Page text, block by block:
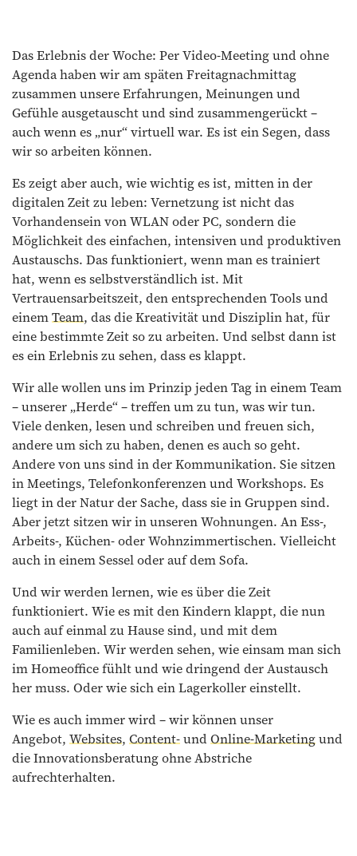
Das Erlebnis der Woche: Per Video-Meeting und ohne
Agenda haben wir am späten Freitagnachmittag
zusammen unsere Erfahrungen, Meinungen und
Gefühle ausgetauscht und sind zusammengerückt –
auch wenn es „nur“ virtuell war. Es ist ein Segen, dass
wir so arbeiten können.
Es zeigt aber auch, wie wichtig es ist, mitten in der
digitalen Zeit zu leben: Vernetzung ist nicht das
Vorhandensein von WLAN oder PC, sondern die
Möglichkeit des einfachen, intensiven und produktiven
Austauschs. Das funktioniert, wenn man es trainiert
hat, wenn es selbstverständlich ist. Mit
Vertrauensarbeitszeit, den entsprechenden Tools und
einemTeam, das die Kreativität und Disziplin hat, für
eine bestimmte Zeit so zu arbeiten. Und selbst dann ist
es ein Erlebnis zu sehen, dass es klappt.
Wir alle wollen uns im Prinzip jeden Tag in einem Team
– unserer „Herde“ – treffen um zu tun, was wir tun.
Viele denken, lesen und schreiben und freuen sich,
andere um sich zu haben, denen es auch so geht.
Andere von uns sind in der Kommunikation. Sie sitzen
in Meetings, Telefonkonferenzen und Workshops. Es
liegt in der Natur der Sache, dass sie in Gruppen sind.
Aber jetzt sitzen wir in unseren Wohnungen. An Ess-,
Arbeits-, Küchen- oder Wohnzimmertischen. Vielleicht
auch in einem Sessel oder auf dem Sofa.
Und wir werden lernen, wie es über die Zeit
funktioniert. Wie es mit den Kindern klappt, die nun
auch auf einmal zu Hause sind, und mit dem
Familienleben. Wir werden sehen, wie einsam man sich
im Homeoffice fühlt und wie dringend der Austausch
her muss. Oder wie sich ein Lagerkoller einstellt.
Wie es auch immer wird – wir können unser
Angebot, Websites, Content-und Online-Marketingund
die Innovationsberatung ohne Abstriche
aufrechterhalten.